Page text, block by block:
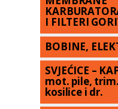
I FILTERI
BOBINE,
SVJEĆICE –
mot. pile,
kosilice i dr.